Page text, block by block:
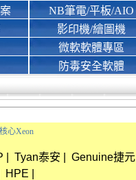
NB筆電/平板/AIO
影印機/繪圖機
微軟軟體專區
防毒安全軟體
心Xeon
Tyan泰安 Genuine捷元
HPE